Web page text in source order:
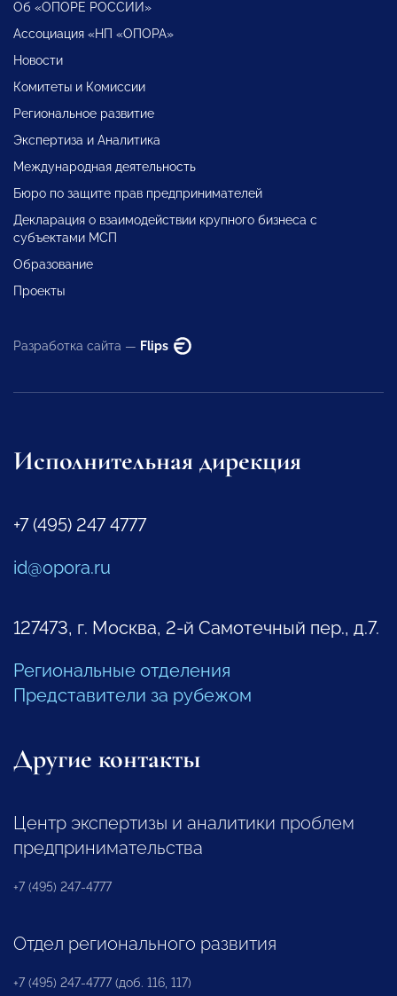
Об «ОПОРЕ РОССИИ»
Ассоциация «НП «ОПОРА»
Новости
Комитеты и Комиссии
Региональное развитие
Экспертиза и Аналитика
Международная деятельность
Бюро по защите прав предпринимателей
Декларация о взаимодействии крупного бизнеса с
субъектами МСП
Образование
Проекты
Разработка сайта — Flips
Исполнительная дирекция
+7 (495) 247 4777
id@opora.ru
127473, г. Москва, 2-й Самотечный пер., д.7.
Региональные отделения
Представители за рубежом
Другие контакты
Центр экспертизы и аналитики проблем
предпринимательства
+7 (495) 247-4777
Отдел регионального развития
+7 (495) 247-4777 (доб. 116, 117)